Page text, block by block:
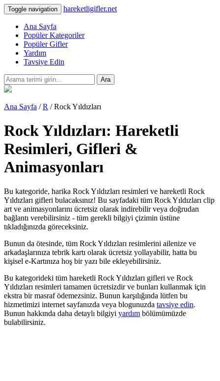
Toggle navigation hareketligifler.net
Ana Sayfa
Popüler Kategoriler
Popüler Gifler
Yardım
Tavsiye Edin
Ara
Ana Sayfa /R / Rock Yıldızları
Rock Yıldızları: Hareketli
Resimleri, Gifleri &
Animasyonları
Bu kategoride, harika Rock Yıldızları resimleri ve hareketli Rock
Yıldızları gifleri bulacaksınız! Bu sayfadaki tüm Rock Yıldızları clip
art ve animasyonlarını ücretsiz olarak indirebilir veya doğrudan
bağlantı verebilirsiniz - tüm gerekli bilgiyi çizimin üstüne
tıkladığınızda göreceksiniz.
Bunun da ötesinde, tüm Rock Yıldızları resimlerini ailenize ve
arkadaşlarınıza tebrik kartı olarak ücretsiz yollayabilir, hatta bu
kişisel e-Kartınıza hoş bir yazı bile ekleyebilirsiniz.
Bu kategorideki tüm hareketli Rock Yıldızları gifleri ve Rock
Yıldızları resimleri tamamen ücretsizdir ve bunları kullanmak için
ekstra bir masraf ödemezsiniz. Bunun karşılığında lütfen bu
hizmetimizi internet sayfanızda veya blogunuzda tavsiye edin.
Bunun hakkında daha detaylı bilgiyi yardım bölümümüzde
bulabilirsiniz.